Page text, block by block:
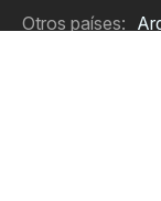
Otros países: